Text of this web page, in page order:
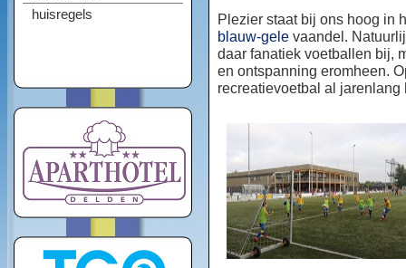
huisregels
Plezier staat bij ons hoog in
blauw-gele vaandel.
daar fanatiek voetballen bij,
en ontspanning eromheen.
recreatievoetbal al jarenlang